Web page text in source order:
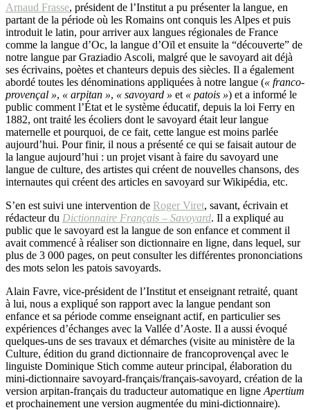
Arnaud Frasse, président de l’Institut a pu présenter la langue, en
partant de la période où les Romains ont conquis les Alpes et puis
introduit le latin, pour arriver aux langues régionales de France
comme la langue d’Oc, la langue d’Oïl et ensuite la “découverte” de
notre langue par Graziadio Ascoli, malgré que le savoyard ait déjà
ses écrivains, poètes et chanteurs depuis des siècles. Il a également
abordé toutes les dénominations appliquées à notre langue (« franco-
provençal », « arpitan », « savoyard » et « patois ») et a informé le
public comment l’État et le système éducatif, depuis la loi Ferry en
1882, ont traité les écoliers dont le savoyard était leur langue
maternelle et pourquoi, de ce fait, cette langue est moins parlée
aujourd’hui. Pour finir, il nous a présenté ce qui se faisait autour de
la langue aujourd’hui : un projet visant à faire du savoyard une
langue de culture, des artistes qui créent de nouvelles chansons, des
internautes qui créent des articles en savoyard sur Wikipédia, etc.
S’en est suivi une intervention de Roger Viret, savant, écrivain et
rédacteur du Dictionnaire Français – Savoyard. Il a expliqué au
public que le savoyard est la langue de son enfance et comment il
avait commencé à réaliser son dictionnaire en ligne, dans lequel, sur
plus de 3 000 pages, on peut consulter les différentes prononciations
des mots selon les patois savoyards.
Alain Favre, vice-président de l’Institut et enseignant retraité, quant
à lui, nous a expliqué son rapport avec la langue pendant son
enfance et sa période comme enseignant actif, en particulier ses
expériences d’échanges avec la Vallée d’Aoste. Il a aussi évoqué
quelques-uns de ses travaux et démarches (visite au ministère de la
Culture, édition du grand dictionnaire de francoprovençal avec le
linguiste Dominique Stich comme auteur principal, élaboration du
mini-dictionnaire savoyard-français/français-savoyard, création de la
version arpitan-français du traducteur automatique en ligne Apertium
et prochainement une version augmentée du mini-dictionnaire).